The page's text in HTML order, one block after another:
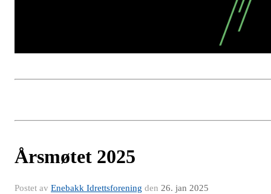
Årsmøtet 2025
Postet av Enebakk Idrettsforening den 26. jan 2025